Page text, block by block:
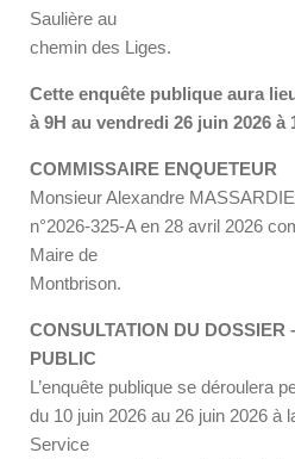
Saulière au
chemin des Liges.
Cette enquête publique aura
à 9H au vendredi 26 juin 2026 à
COMMISSAIRE ENQUETEUR
Monsieur Alexandre
n°2026-325-A en 28 avril 2026
Maire de
Montbrison.
CONSULTATION DU DOSSIER
PUBLIC
L’enquête publique se déroulera
du 10 juin 2026 au 26 juin 2026 à
Service